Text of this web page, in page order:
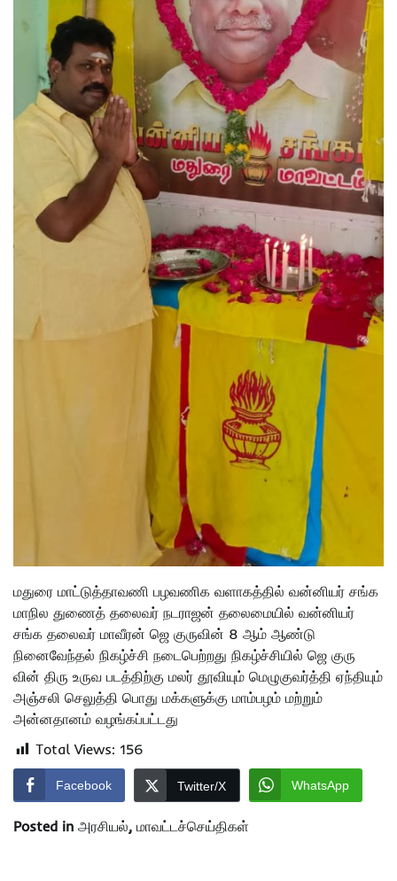
மதுரை மாட்டுத்தாவணி பழவணிக வளாகத்தில் வன்னியர் சங்க
மாநில துணைத் தலைவர் நடராஜன் தலைமையில் வன்னியர்
சங்க தலைவர் மாவீரன் ஜெ குருவின் 8 ஆம் ஆண்டு
நினைவேந்தல் நிகழ்ச்சி நடைபெற்றது நிகழ்ச்சியில் ஜெ குரு
வின் திரு உருவ படத்திற்கு மலர் தூவியும் மெழுகுவர்த்தி ஏந்தியும்
அஞ்சலி செலுத்தி பொது மக்களுக்கு மாம்பழம் மற்றும்
அன்னதானம் வழங்கப்பட்டது
Total Views: 156
Facebook Twitter/X WhatsApp
Posted in அரசியல், மாவட்டச்செய்திகள்